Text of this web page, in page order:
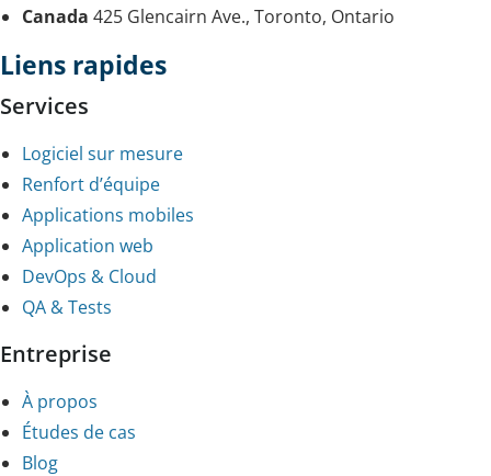
Canada 425 Glencairn Ave., Toronto, Ontario
Liens rapides
Services
Logiciel sur mesure
Renfort d’équipe
Applications mobiles
Application web
DevOps & Cloud
QA & Tests
Entreprise
À propos
Études de cas
Blog